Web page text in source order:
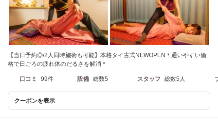
【当日予約◎/2人同時施術も可能】本格タイ古式NEWOPEN＊通いやすい価
格で日ごろの疲れ体のだるさを解消＊
口コミ 99件 設備 総数5 スタッフ 総数5人
クーポンを表示